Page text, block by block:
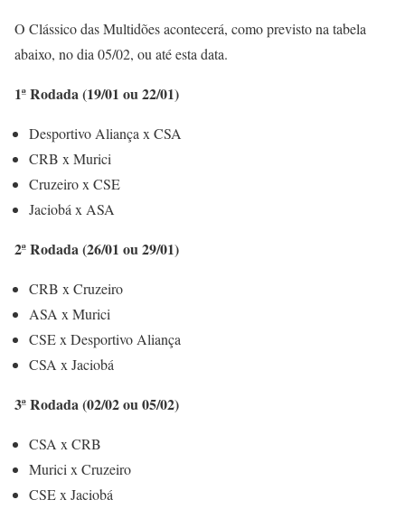
O Clássico das Multidões acontecerá, como previsto na tabela
abaixo, no dia 05/02, ou até esta data.
1ª Rodada (19/01 ou 22/01)
Desportivo Aliança x CSA
CRB x Murici
Cruzeiro x CSE
Jaciobá x ASA
2ª Rodada (26/01 ou 29/01)
CRB x Cruzeiro
ASA x Murici
CSE x Desportivo Aliança
CSA x Jaciobá
3ª Rodada (02/02 ou 05/02)
CSA x CRB
Murici x Cruzeiro
CSE x Jaciobá